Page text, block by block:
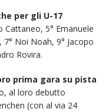
per gli U-17
Cattaneo, 5° Emanuele
Noi Noah, 9° Jacopo
Rovira.
prima gara su pista
al loro debutto
(con al via 24